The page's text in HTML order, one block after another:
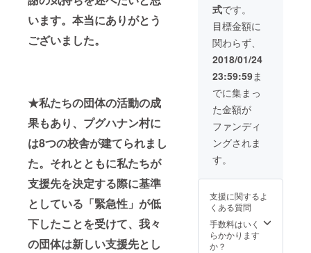
います。本当にありがとう
ございました。
★私たちの団体の活動の成
果もあり、プグハナン村に
は8つの校舎が建てられまし
た。それとともに私たちが
支援先を決定する際に基準
としている「緊急性」が低
下したことを受けて、我々
の団体は新しい支援先とし
また、私た
ちは大切に
している価
値観が５つ
あります。
それは、
1. 一緒に楽
しめる
enjoy
together
まずは自分
が楽しめる
か、熱くな
れるか。こ
れらがプロ
ジェクトの
地に赴
いた際
に子ど
もたち
にお礼
のメッ
セージ
を書い
てもら
いま
す。）
・ロー
ブ製品2
れ、お
ペン
ケー
ス、パ
スポー
式です。
目標金額に
関わらず、
2018/01/24
23:59:59ま
でに集まっ
た金額が
ファンディ
ングされま
す。
支援に関するよ
くある質問
手数料はいく
らかかります
か？